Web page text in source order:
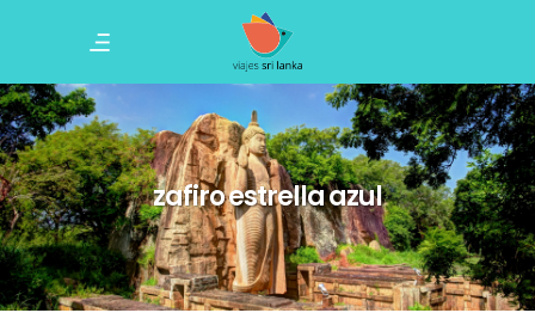
zafiro estrella azul